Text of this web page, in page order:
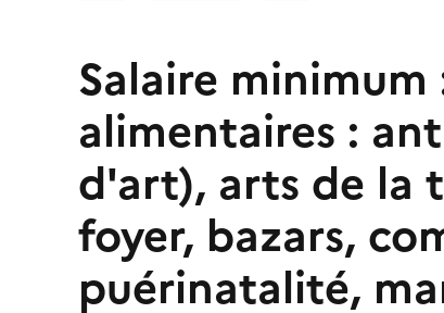
Salaire
alimentaires :
d'art), arts de la
foyer, bazars,
puérinatalité,